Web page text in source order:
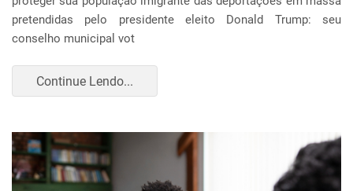
pretendidas pelo presidente eleito Donald Trump: seu
conselho municipal vot
Continue Lendo...